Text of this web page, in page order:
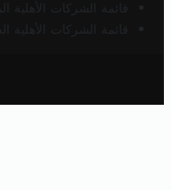
قائمة الشركات الأهلية
قائمة الشركات الأهلية